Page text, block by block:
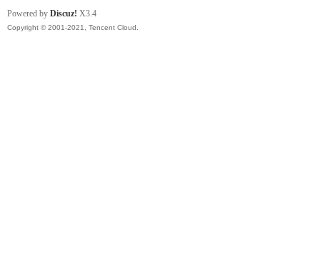
Powered by Discuz! X3.4
Copyright © 2001-2021, Tencent Cloud.